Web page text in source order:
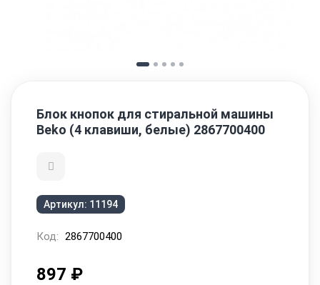
Блок кнопок для стиральной машины
Beko (4 клавиши, белые) 2867700400
Артикул: 11194
Код: 2867700400
897 ₽